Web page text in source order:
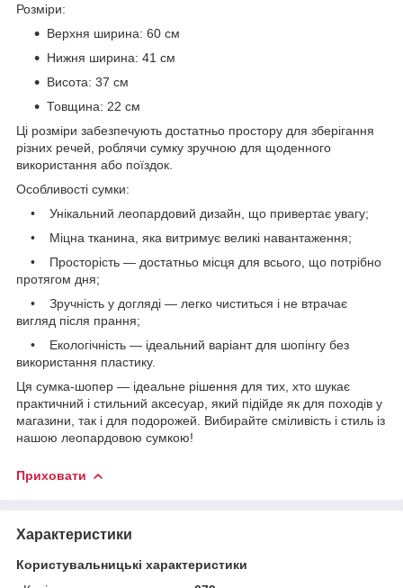
Розміри:
Верхня ширина: 60 см
Нижня ширина: 41 см
Висота: 37 см
Товщина: 22 см
Ці розміри забезпечують достатньо простору для зберігання
різних речей, роблячи сумку зручною для щоденного
використання або поїздок.
Особливості сумки:
• Унікальний леопардовий дизайн, що привертає увагу;
• Міцна тканина, яка витримує великі навантаження;
• Просторість — достатньо місця для всього, що потрібно
протягом дня;
• Зручність у догляді — легко чиститься і не втрачає
вигляд після прання;
• Екологічність — ідеальний варіант для шопінгу без
використання пластику.
Ця сумка-шопер — ідеальне рішення для тих, хто шукає
практичний і стильний аксесуар, який підійде як для походів у
магазини, так і для подорожей. Вибирайте сміливість і стиль із
нашою леопардовою сумкою!
Приховати
Характеристики
Користувальницькі характеристики